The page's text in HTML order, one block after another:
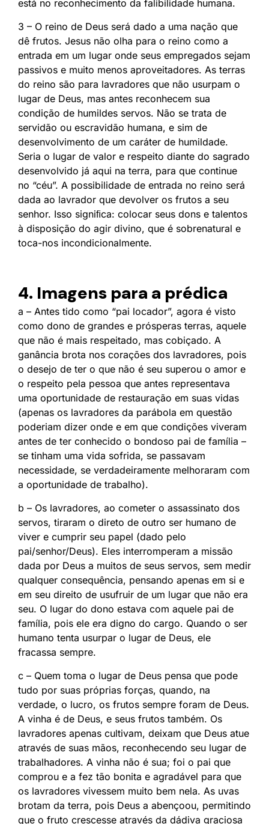
está no reconhecimento da falibilidade humana.
3 – O reino de Deus será dado a uma nação que
dê frutos. Jesus não olha para o reino como a
entrada em um lugar onde seus empregados sejam
passivos e muito menos aproveitadores. As terras
do reino são para lavradores que não usurpam o
lugar de Deus, mas antes reconhecem sua
condição de humildes servos. Não se trata de
servidão ou escravidão humana, e sim de
desenvolvimento de um caráter de humildade.
Seria o lugar de valor e respeito diante do sagrado
desenvolvido já aqui na terra, para que continue
no “céu”. A possibilidade de entrada no reino será
dada ao lavrador que devolver os frutos a seu
senhor. Isso signiﬁca: colocar seus dons e talentos
à disposição do agir divino, que é sobrenatural e
toca-nos incondicionalmente.
4. Imagens para a prédica
a – Antes tido como “pai locador”, agora é visto
como dono de grandes e prósperas terras, aquele
que não é mais respeitado, mas cobiçado. A
ganância brota nos corações dos lavradores, pois
o desejo de ter o que não é seu superou o amor e
o respeito pela pessoa que antes representava
uma oportunidade de restauração em suas vidas
(apenas os lavradores da parábola em questão
poderiam dizer onde e em que condições viveram
antes de ter conhecido o bondoso pai de família –
se tinham uma vida sofrida, se passavam
necessidade, se verdadeiramente melhoraram com
a oportunidade de trabalho).
b – Os lavradores, ao cometer o assassinato dos
servos, tiraram o direto de outro ser humano de
viver e cumprir seu papel (dado pelo
pai/senhor/Deus). Eles interromperam a missão
dada por Deus a muitos de seus servos, sem medir
qualquer consequência, pensando apenas em si e
em seu direito de usufruir de um lugar que não era
seu. O lugar do dono estava com aquele pai de
família, pois ele era digno do cargo. Quando o ser
humano tenta usurpar o lugar de Deus, ele
fracassa sempre.
c – Quem toma o lugar de Deus pensa que pode
tudo por suas próprias forças, quando, na
verdade, o lucro, os frutos sempre foram de Deus.
A vinha é de Deus, e seus frutos também. Os
lavradores apenas cultivam, deixam que Deus atue
através de suas mãos, reconhecendo seu lugar de
trabalhadores. A vinha não é sua; foi o pai que
comprou e a fez tão bonita e agradável para que
os lavradores vivessem muito bem nela. As uvas
brotam da terra, pois Deus a abençoou, permitindo
que o fruto crescesse através da dádiva graciosa